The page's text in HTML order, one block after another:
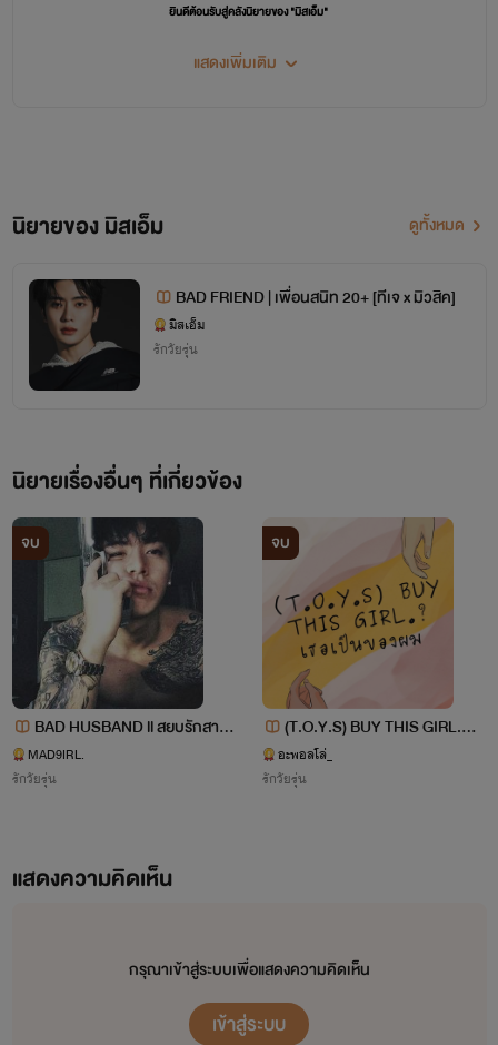
ยินดีต้อนรับสู่คลังนิยายของ "มิสเอ็ม"
ขอให้สนุกและเพลิดเพลินไปกับนิยายของไรท์นะคะ ขอบคุณที่ติดตามและสนับสนุนค่ะ
🖤🖤🖤🖤🖤🖤🖤🖤🖤🖤
แสดงเพิ่มเติม
นิยายของ มิสเอ็ม ดูทั้งหมด
BAD FRIEND | เพื่อนสนิท 20+ [ทีเจ x มิวสิค]
มิสเอ็ม
รักวัยรุ่น
นิยายเรื่องอื่นๆ ที่เกี่ยวข้อง
จบ
BAD HUSBAND​ ll สยบรักสามีเ
ลว 18+ ( ILL x CINDY x LYFER
N )
MAD9IRL.
รักวัยรุ่น
จบ
(T.O.Y.S) BUY THIS GIRL.
💵/ เธอเป็นของผม (25+) (ลอร์
+เฌอเบลล์)
อะพอลโล่_
รักวัยรุ่น
แสดงความคิดเห็น
กรุณาเข้าสู่ระบบเพื่อแสดงความคิดเห็น
เข้าสู่ระบบ